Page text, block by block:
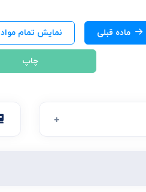
نمایش تمام مواد ماده قبلی
چاپ